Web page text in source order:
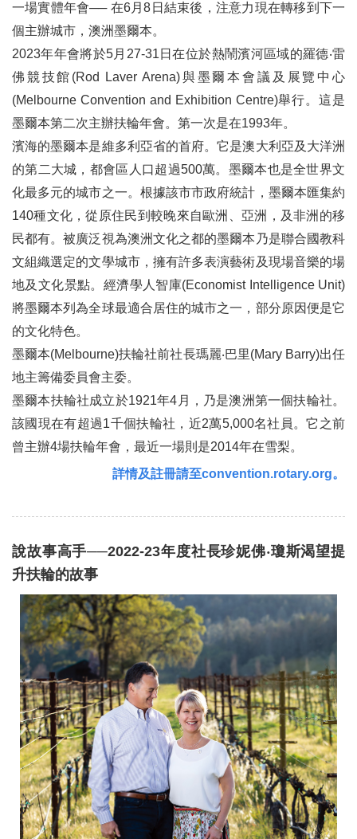
一場實體年會── 在6月8日結束後，注意力現在轉移到下一
個主辦城市，澳洲墨爾本。
2023年年會將於5月27-31日在位於熱鬧濱河區域的羅德‧雷
佛競技館(Rod Laver Arena)與墨爾本會議及展覽中心
(Melbourne Convention and Exhibition Centre)舉行。這是
墨爾本第二次主辦扶輪年會。第一次是在1993年。
濱海的墨爾本是維多利亞省的首府。它是澳大利亞及大洋洲
的第二大城，都會區人口超過500萬。墨爾本也是全世界文
化最多元的城市之一。根據該市市政府統計，墨爾本匯集約
140種文化，從原住民到較晚來自歐洲、亞洲，及非洲的移
民都有。被廣泛視為澳洲文化之都的墨爾本乃是聯合國教科
文組織選定的文學城市，擁有許多表演藝術及現場音樂的場
地及文化景點。經濟學人智庫(Economist Intelligence Unit)
將墨爾本列為全球最適合居住的城市之一，部分原因便是它
的文化特色。
墨爾本(Melbourne)扶輪社前社長瑪麗‧巴里(Mary Barry)出任
地主籌備委員會主委。
墨爾本扶輪社成立於1921年4月，乃是澳洲第一個扶輪社。
該國現在有超過1千個扶輪社，近2萬5,000名社員。它之前
曾主辦4場扶輪年會，最近一場則是2014年在雪梨。
詳情及註冊請至convention.rotary.org。
說故事高手──2022-23年度社長珍妮佛‧瓊斯渴望提
升扶輪的故事